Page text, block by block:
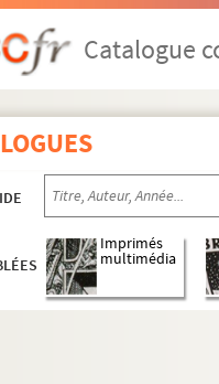
Catalogue
Imprimés
multimédia